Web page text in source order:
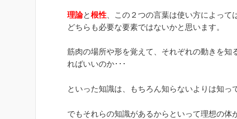
理論と根性 、この２つの言葉は使い方によっ
どちらも必要な要素ではないかと思います。
筋肉の場所や形を覚えて、それぞれの動きを知
ればいいのか･･･
といった知識は、もちろん知らないよりは知っ
でもそれらの知識があるからといって理想の体